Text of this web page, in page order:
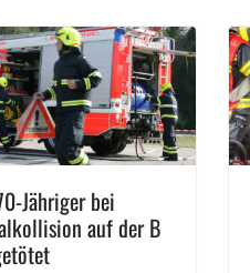
Jähriger bei
auf der B